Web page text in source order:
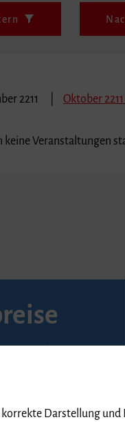
2211 Oktober 2211
keine Veranstaltungen
betragen
Schülerinnen und
gegen Vorlage
6 € für
korrekte Darstellung